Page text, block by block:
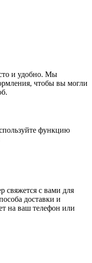
и удобно. Мы
чтобы вы могли
функцию
свяжется с вами для
доставки и
на ваш телефон или